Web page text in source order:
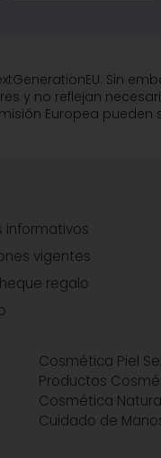
Sin
y no reflejan
Europea
informativos
vigentes
regalo
Cosmética Piel
Productos
Cosmética
Cuidado de